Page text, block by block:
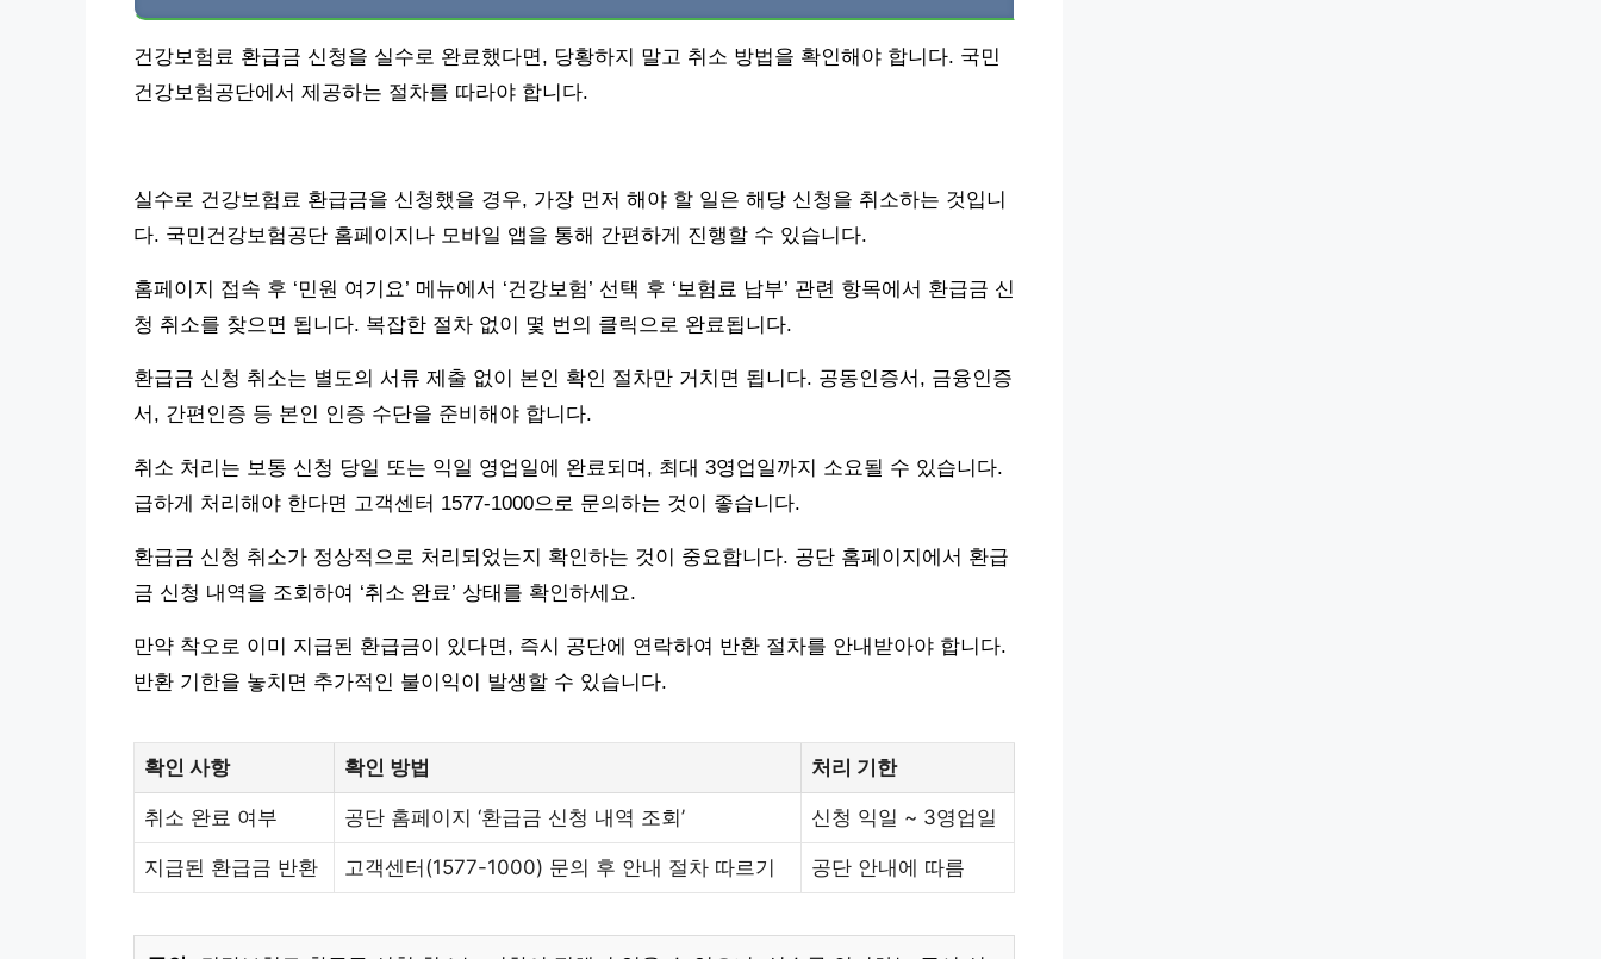
건강보험료 환급금 신청을 실수로 완료했다면, 당황하지 말고 취소 방법을 확인해야 합니다. 국민
건강보험공단에서 제공하는 절차를 따라야 합니다.
실수로 건강보험료 환급금을 신청했을 경우, 가장 먼저 해야 할 일은 해당 신청을 취소하는 것입니
다. 국민건강보험공단 홈페이지나 모바일 앱을 통해 간편하게 진행할 수 있습니다.
홈페이지 접속 후 ‘민원 여기요’ 메뉴에서 ‘건강보험’ 선택 후 ‘보험료 납부’ 관련 항목에서 환급금 신
청 취소를 찾으면 됩니다. 복잡한 절차 없이 몇 번의 클릭으로 완료됩니다.
환급금 신청 취소는 별도의 서류 제출 없이 본인 확인 절차만 거치면 됩니다. 공동인증서, 금융인증
서, 간편인증 등 본인 인증 수단을 준비해야 합니다.
취소 처리는 보통 신청 당일 또는 익일 영업일에 완료되며, 최대 3영업일까지 소요될 수 있습니다.
급하게 처리해야 한다면 고객센터 1577-1000으로 문의하는 것이 좋습니다.
환급금 신청 취소가 정상적으로 처리되었는지 확인하는 것이 중요합니다. 공단 홈페이지에서 환급
금 신청 내역을 조회하여 ‘취소 완료’ 상태를 확인하세요.
만약 착오로 이미 지급된 환급금이 있다면, 즉시 공단에 연락하여 반환 절차를 안내받아야 합니다.
반환 기한을 놓치면 추가적인 불이익이 발생할 수 있습니다.
확인 사항 확인 방법 처리 기한
취소 완료 여부 공단 홈페이지 ‘환급금 신청 내역 조회’ 신청 익일 ~ 3영업일
지급된 환급금 반환 고객센터(1577-1000) 문의 후 안내 절차 따르기 공단 안내에 따름